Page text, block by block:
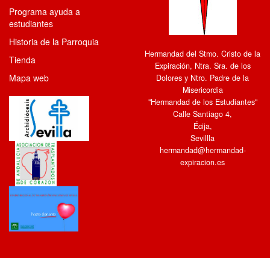
Programa ayuda a
estudiantes
Historia de la Parroquia
Tienda
Mapa web
Hermandad del Stmo. Cristo de la
Expiración, Ntra. Sra. de los
Dolores y Ntro. Padre de la
Misericordia
"Hermandad de los Estudiantes"
Calle Santiago 4,
Écija,
Sevillla
hermandad@hermandad-
expiracion.es